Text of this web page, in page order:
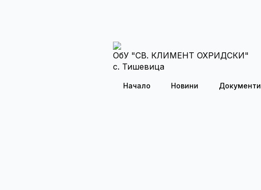
ОбУ "СВ. КЛИМЕНТ ОХРИДСКИ"
с. Тишевица
Начало Новини Документи